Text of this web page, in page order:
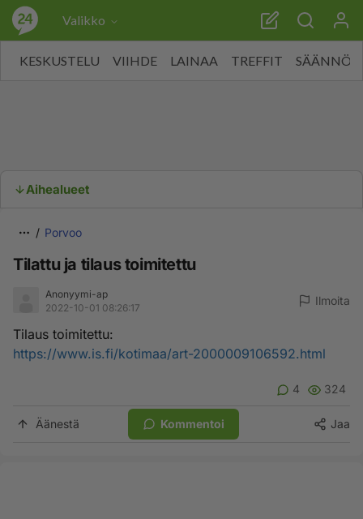
Valikko
KESKUSTELU VIIHDE LAINAA TREFFIT SÄÄNNÖT
Aihealueet
Porvoo
Tilattu ja tilaus toimitettu
Anonyymi-ap
2022-10-01 08:26:17
Ilmoita
Tilaus toimitettu:
https://www.is.fi/kotimaa/art-2000009106592.html
4 324
Äänestä Kommentoi Jaa